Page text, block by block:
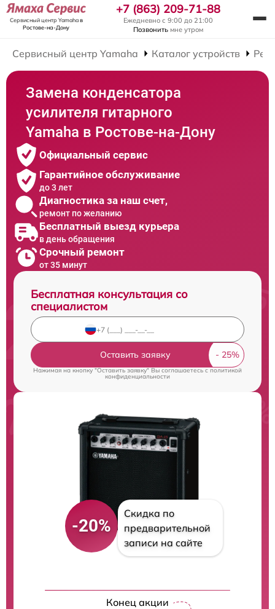
Сервисный центр Yamahaв
Ростове-на-Дону
+7 (863) 209-71-88
Ежедневно с 9:00 до 21:00
Позвонить мне утром
Сервисный центр Yamaha Каталог устройств
Замена конденсатора
усилителя гитарного
Yamaha в Ростове-на-Дону
Официальный сервис
Гарантийное обслуживание
до 3 лет
Диагностика за наш счет,
ремонт по желанию
Бесплатный выезд курьера
в день обращения
Срочный ремонт
от 35 минут
Бесплатная консультация со
специалистом
Оставить заявку
Нажимая на кнопку "Оставить заявку" Вы соглашаетесь cполитикой
конфиденциальности
-20%
Скидка по
предварительной
записи на сайте
Конец акции